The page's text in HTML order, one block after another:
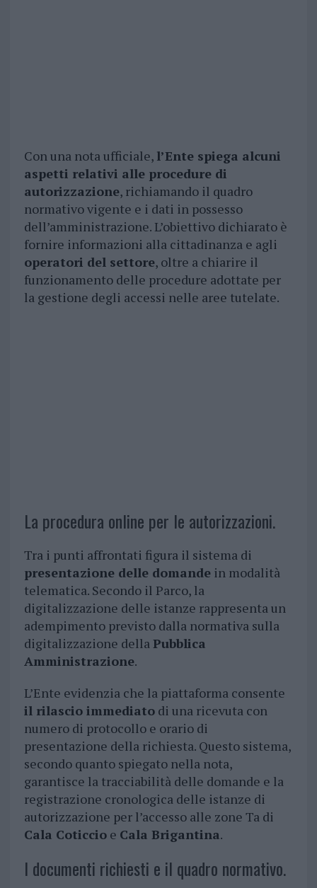
Con una nota ufficiale, l’Ente spiega alcuni
aspetti relativi alle procedure di
autorizzazione, richiamando il quadro
normativo vigente e i dati in possesso
dell’amministrazione. L’obiettivo dichiarato è
fornire informazioni alla cittadinanza e agli
operatori del settore, oltre a chiarire il
funzionamento delle procedure adottate per
la gestione degli accessi nelle aree tutelate.
La procedura online per le autorizzazioni.
Tra i punti affrontati figura il sistema di
presentazione delle domandein modalità
telematica. Secondo il Parco, la
digitalizzazione delle istanze rappresenta un
adempimento previsto dalla normativa sulla
digitalizzazione dellaPubblica
Amministrazione.
L’Ente evidenzia che la piattaforma consente
il rilascio immediatodi una ricevuta con
numero di protocollo e orario di
presentazione della richiesta. Questo sistema,
secondo quanto spiegato nella nota,
garantisce la tracciabilità delle domande e la
registrazione cronologica delle istanze di
autorizzazione per l’accesso alle zone Ta di
Cala Coticcioe Cala Brigantina.
I documenti richiesti e il quadro normativo.